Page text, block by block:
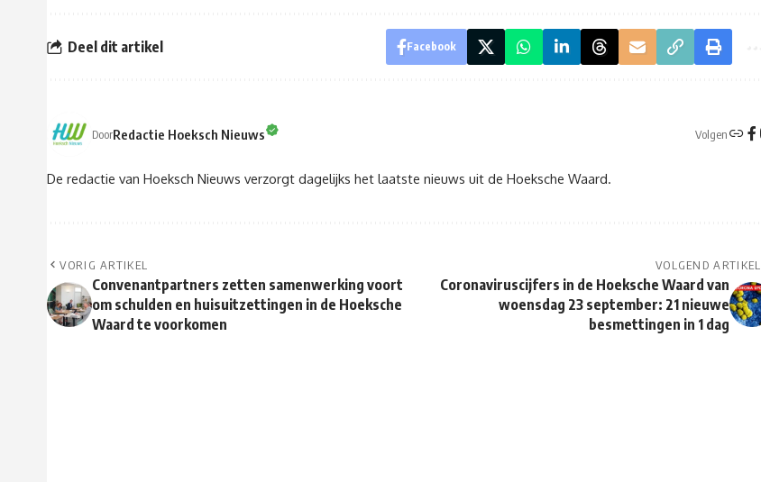
Deel dit artikel Facebook
DoorRedactie Hoeksch Nieuws Volgen
De redactie van Hoeksch Nieuws verzorgt dagelijks het laatste nieuws uit de Hoeksche Waard.
VORIG ARTIKEL
Convenantpartners zetten samenwerking voort
om schulden en huisuitzettingen in de Hoeksche
Waard te voorkomen
VOLGEND ARTIKEL
Coronaviruscijfers in de Hoeksche Waard van
woensdag 23 september: 21 nieuwe
besmettingen in 1 dag